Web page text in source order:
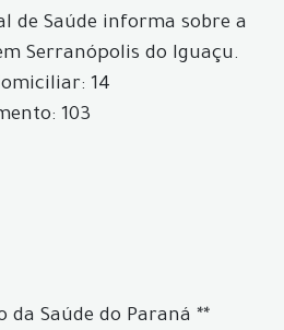
de Saúde informa sobre a
Serranópolis do Iguaçu.
14
103
da Saúde do Paraná **